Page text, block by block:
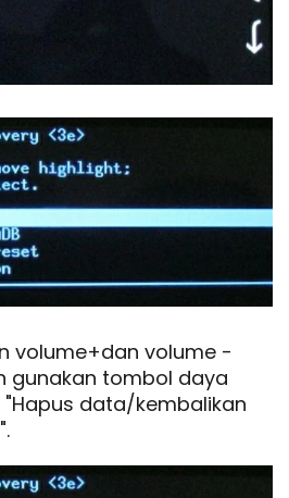
volume+dan volume -
gunakan tombol daya
data/kembalikan